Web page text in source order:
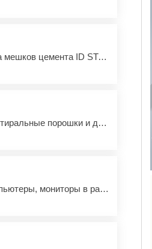
Куплю в Германии линия для производства мешков цемента ID STAR Б/У.
Куплю некрупным оптом бытовую химию,стиральные порошки и другие моющие средства немецких производителей. Рассматриваю все предложения.
Куплю оптом б/у ноутбуки, планшеты, компьютеры, мониторы в рабочем состоянии или с небольшой поломкой. Пересылка в Украину за мой счет